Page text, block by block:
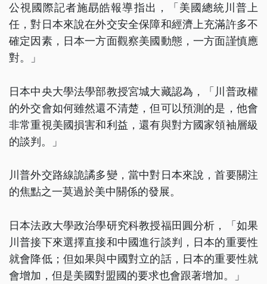
公視國際記者施勗皓報導指出，「美國總統川普上
任，對日本來說在外交安全保障和經濟上充滿許多不
確定因素，日本一方面觀察美國動態，一方面謹慎應
對。」
日本中央大學法學部教授宮城大藏認為，「川普政權
的外交會如何雖然還不清楚，但可以預測的是，他會
非常重視美國損害和利益，還有與對方國家領袖層級
的談判。」
川普外交路線詭譎多變，當中對日本來說，首要關注
的焦點之一莫過於美中關係的發展。
日本法政大學政治學研究科教授福田圓分析，「如果
川普接下來選擇直接和中國進行談判，日本的重要性
就會降低；但如果與中國對立的話，日本的重要性就
會增加，但是美國對盟國的要求也會跟著增加。」